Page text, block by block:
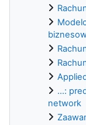
...:
network